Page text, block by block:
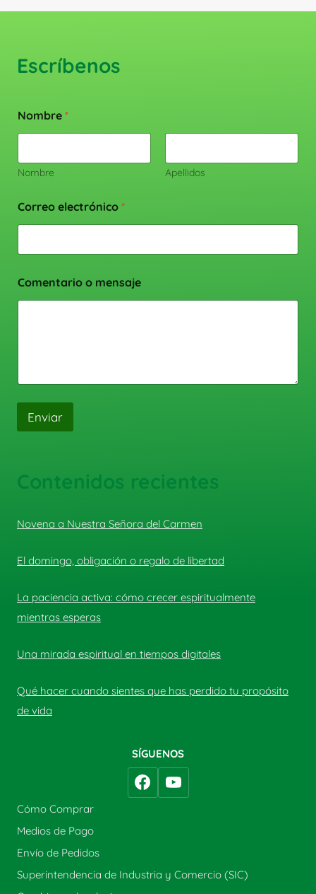
Escríbenos
Nombre *
Nombre Apellidos
Correo electrónico *
Comentario o mensaje
Enviar
Contenidos recientes
Novena a Nuestra Señora del Carmen
El domingo, obligación o regalo de libertad
La paciencia activa: cómo crecer espiritualmente
mientras esperas
Una mirada espiritual en tiempos digitales
Qué hacer cuando sientes que has perdido tu propósito
de vida
SÍGUENOS
Cómo Comprar
Medios de Pago
Envío de Pedidos
Superintendencia de Industria y Comercio (SIC)